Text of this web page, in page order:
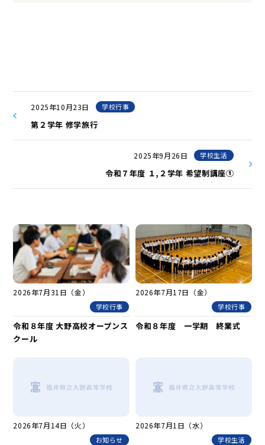
2025年10月23日 学校行事
第２学年 修学旅行
2025年9月26日 学校生活
令和７年度 １,２学年 希望制講座①
2026年7月31日（金）
学校行事
令和８年度 大野高校オープンス
クール
2026年7月17日（金）
学校行事
令和８年度 一学期 終業式
2026年7月14日（火）
お知らせ
2026年7月1日（水）
学校生活